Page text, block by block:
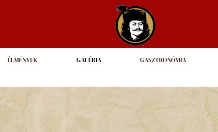
ÉLMÉNYEK GALÉRIA GASZTRONÓMIA